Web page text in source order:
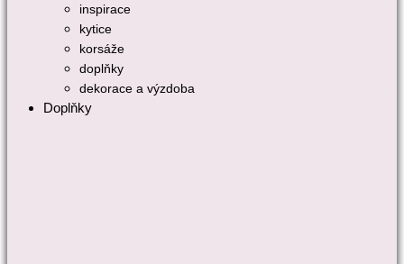
inspirace
kytice
korsáže
doplňky
dekorace a výzdoba
Doplňky